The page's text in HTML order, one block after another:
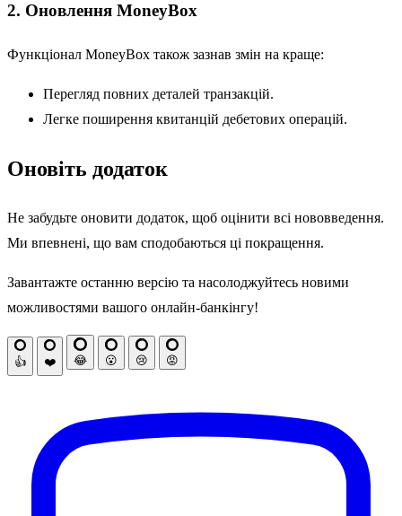
2. Оновлення MoneyBox
Функціонал MoneyBox також зазнав змін на краще:
Перегляд повних деталей транзакцій.
Легке поширення квитанцій дебетових операцій.
Оновіть додаток
Не забудьте оновити додаток, щоб оцінити всі нововведення.
Ми впевнені, що вам сподобаються ці покращення.
Завантажте останню версію та насолоджуйтесь новими
можливостями вашого онлайн-банкінгу!
👍 ❤️ 😂 😮 😢 😡